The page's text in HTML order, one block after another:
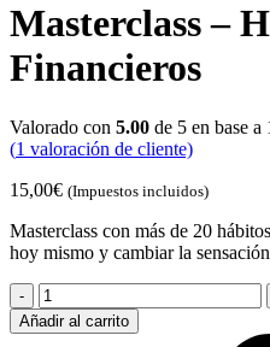
Masterclass –
Financieros
Valorado con 5.00 de 5 en base a
(1 valoración de cliente)
15,00€ (Impuestos incluidos)
Masterclass con más de 20
hoy mismo y cambiar la
Masterclass
-
Hábitos
Añadir al carrito